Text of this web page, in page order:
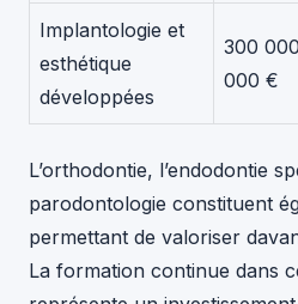
Implantologie et
esthétique
développées
300
000 €
L’orthodontie, l’endodontie
parodontologie constituent
permettant de valoriser
La formation continue dans